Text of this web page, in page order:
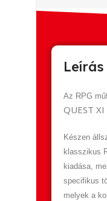
Leírás
Az RPG
QUEST XI
Készen
klasszikus
kiadása,
specifikus
melyek a